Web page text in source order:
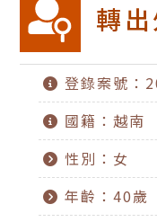
轉
登錄案號：
國籍：越南
性別：女
年齡：40歲